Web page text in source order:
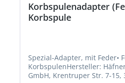
Korbspulenadapter
Korbspule
Spezial-Adapter, mit Feder•
KorbspulenHersteller:
GmbH, Krentruper Str. 7-15,